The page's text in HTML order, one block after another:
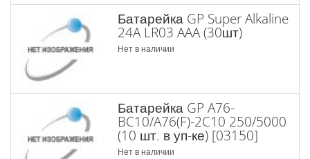
Батарейка GP Super Alkaline
24A LR03 AAA (30шт)
Нет в наличии
Батарейка GP A76-
BC10/A76(F)-2C10 250/5000
(10 шт. в уп-ке) [03150]
Нет в наличии